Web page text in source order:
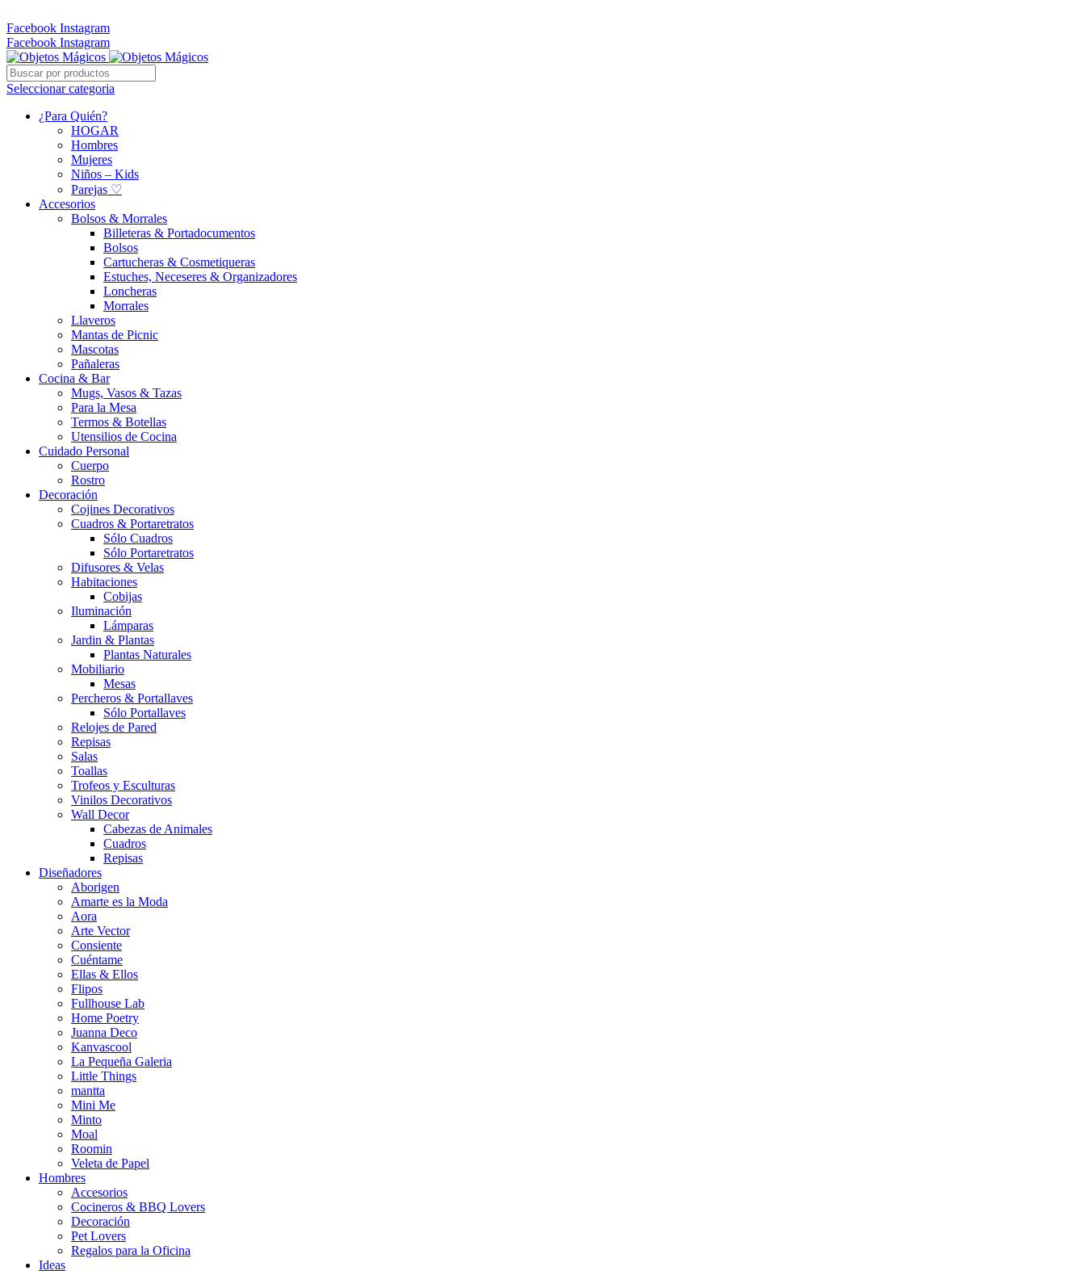
Facebook Instagram
Facebook Instagram
Seleccionar categoria
¿Para Quién?
HOGAR
Hombres
Mujeres
Niños – Kids
Parejas ♡
Accesorios
Bolsos & Morrales
Billeteras & Portadocumentos
Bolsos
Cartucheras & Cosmetiqueras
Estuches, Neceseres & Organizadores
Loncheras
Morrales
Llaveros
Mantas de Picnic
Mascotas
Pañaleras
Cocina & Bar
Mugs, Vasos & Tazas
Para la Mesa
Termos & Botellas
Utensilios de Cocina
Cuidado Personal
Cuerpo
Rostro
Decoración
Cojines Decorativos
Cuadros & Portaretratos
Sólo Cuadros
Sólo Portaretratos
Difusores & Velas
Habitaciones
Cobijas
Iluminación
Lámparas
Jardin & Plantas
Plantas Naturales
Mobiliario
Mesas
Percheros & Portallaves
Sólo Portallaves
Relojes de Pared
Repisas
Salas
Toallas
Trofeos y Esculturas
Vinilos Decorativos
Wall Decor
Cabezas de Animales
Cuadros
Repisas
Diseñadores
Aborigen
Amarte es la Moda
Aora
Arte Vector
Consiente
Cuéntame
Ellas & Ellos
Flipos
Fullhouse Lab
Home Poetry
Juanna Deco
Kanvascool
La Pequeña Galeria
Little Things
mantta
Mini Me
Minto
Moal
Roomin
Veleta de Papel
Hombres
Accesorios
Cocineros & BBQ Lovers
Decoración
Pet Lovers
Regalos para la Oficina
Ideas